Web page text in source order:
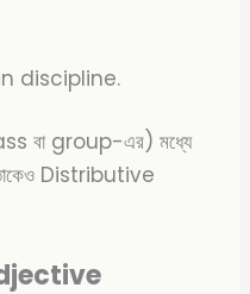
discipline.
বা group-এর) মধ্যে
তাকেও Distributive